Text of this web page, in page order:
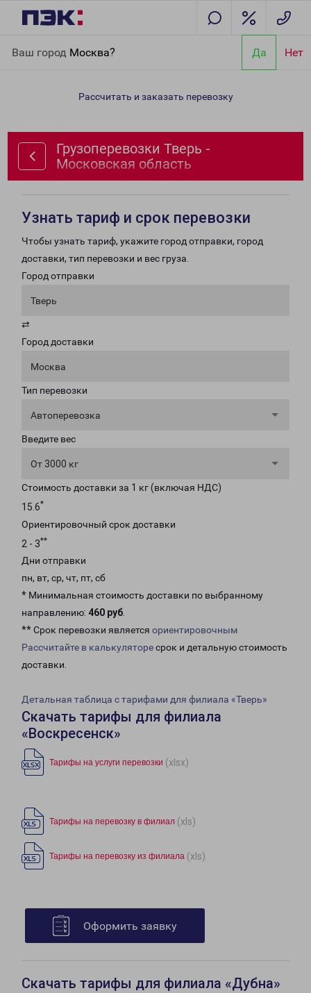
Ваш город Москва? Да Нет
область
Рассчитать и заказать перевозку
Грузоперевозки Тверь -
Московская область
Узнать тариф и срок перевозки
Чтобы узнать тариф, укажите город отправки, город
доставки, тип перевозки и вес груза.
Город отправки
Тверь
⇄
Город доставки
Москва
Тип перевозки
Автоперевозка
Введите вес
От 3000 кг
Стоимость доставки за 1 кг (включая НДС)
15.6*
Ориентировочный срок доставки
2 - 3**
Дни отправки
пн, вт, ср, чт, пт, сб
* Минимальная стоимость доставки по выбранному
направлению: 460 руб.
** Срок перевозки является ориентировочным
Рассчитайте в калькуляторесрок и детальную стоимость
доставки.
Детальная таблица с тарифами для филиала «Тверь»
Скачать тарифы для филиала
«Воскресенск»
Тарифы на услуги перевозки (xlsx)
Тарифы на перевозку в филиал (xls)
Тарифы на перевозку из филиала (xls)
Оформить заявку
Скачать тарифы для филиала «Дубна»